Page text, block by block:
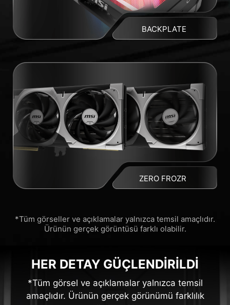
BACKPLATE
ZERO FROZR
*Tüm görseller ve açıklamalar yalnızca temsil amaçlıdır.
Ürünün gerçek görüntüsü farklı olabilir.
HER DETAY GÜÇLENDİRİLDİ
*Tüm görsel ve açıklamalar yalnızca temsil
amaçlıdır. Ürünün gerçek görünümü farklılık